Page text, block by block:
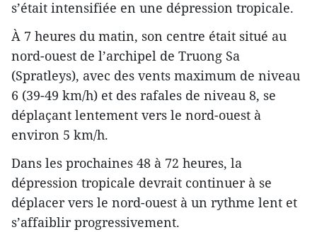
s’était intensifiée en une dépression tropicale.
À 7 heures du matin, son centre était situé au
nord-ouest de l’archipel de Truong Sa
(Spratleys), avec des vents maximum de niveau
6 (39-49 km/h) et des rafales de niveau 8, se
déplaçant lentement vers le nord-ouest à
environ 5 km/h.
Dans les prochaines 48 à 72 heures, la
dépression tropicale devrait continuer à se
déplacer vers le nord-ouest à un rythme lent et
s’affaiblir progressivement.